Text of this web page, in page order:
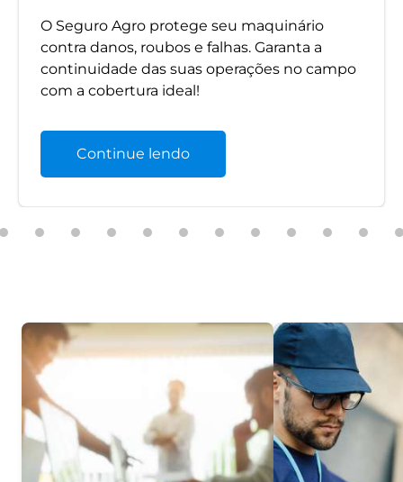
O Seguro Agro protege seu maquinário
contra danos, roubos e falhas. Garanta a
continuidade das suas operações no campo
com a cobertura ideal!
Continue lendo